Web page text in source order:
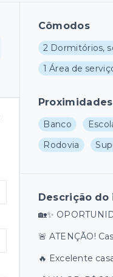
Cômodos
2 Dormitórios,
1 Área de
Proximidades
Banco
Rodovia
Descrição do
🏡✨
🚨 ATENÇÃO!
🔥 Excelente